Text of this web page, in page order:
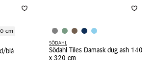
cm
blå
SÖDAHL
Södahl Tiles Damask dug ash 140
x 320 cm
Pris
Pris
599,95 kr.